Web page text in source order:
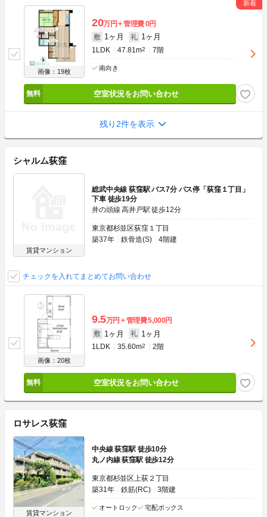
画像：19枚
20万円 管理費0円
敷 1ヶ月 礼 1ヶ月
1LDK 47.81m2 7階
南向き
空室状況をお問い合わせ
残り2件を表示
シャルム荻窪
賃貸マンション
総武中央線 荻窪駅 バス7分 バス停「荻窪１丁目」
下車 徒歩19分
井の頭線 高井戸駅 徒歩12分
東京都杉並区荻窪１丁目
築37年
鉄骨造(S) 4階建
チェックを入れてまとめてお問い合わせ
画像：20枚
9.5万円 管理費5,000円
敷 1ヶ月 礼 1ヶ月
1LDK 35.60m2 2階
空室状況をお問い合わせ
ロサレス荻窪
賃貸マンション
中央線 荻窪駅 徒歩10分
丸ノ内線 荻窪駅 徒歩12分
東京都杉並区上荻２丁目
築31年
鉄筋(RC) 3階建
オートロック 宅配ボックス